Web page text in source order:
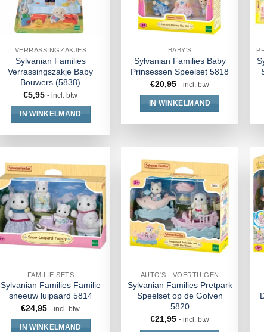
VERRASSINGZAKJES
Sylvanian Families
Verrassingszakje Baby
Bouwers (5838)
€5,95 - incl. btw
IN WINKELMAND
BABY'S
Sylvanian Families Baby
Prinsessen Speelset 5818
€20,95 - incl. btw
IN WINKELMAND
FAMILIE SETS
Sylvanian Families Familie
sneeuw luipaard 5814
€24,95 - incl. btw
IN WINKELMAND
AUTO'S | VOERTUIGEN
Sylvanian Families Pretpark
Speelset op de Golven
5820
€21,95 - incl. btw